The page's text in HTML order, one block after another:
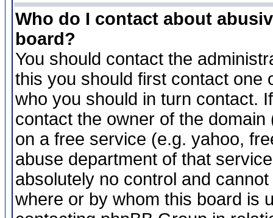
Who do I contact about
board?
You should contact the
this you should first contact one
who you should in turn contact.
contact the owner of the
on a free service (e.g. yahoo,
abuse department of that
absolutely no control and
where or by whom this board is